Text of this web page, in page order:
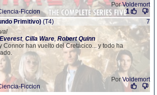
PorVoldemort
Ficcion 1
Primitivo) (T4)
7
Everest, Cilla Ware, Robert Quinn
Connor han vuelto del Cretácico... y todo ha
PorVoldemort
Ficcion